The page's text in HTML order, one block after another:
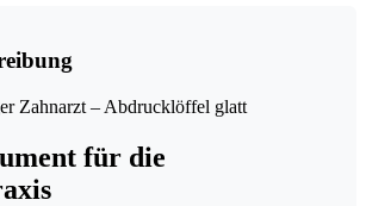
Zahnarzt – Abdrucklöffel glatt
für die